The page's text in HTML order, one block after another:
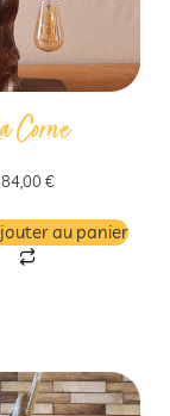
Corne
84,00 €
au panier